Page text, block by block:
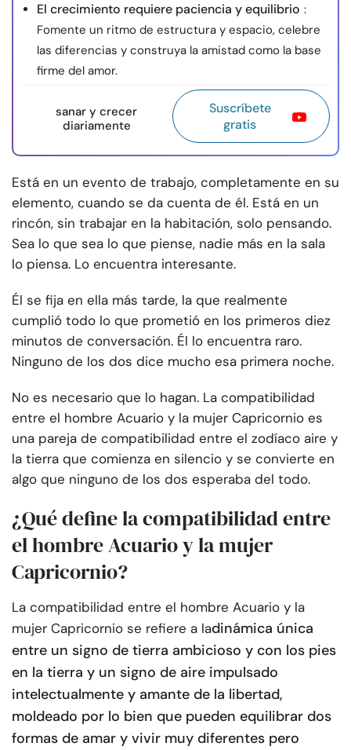
El crecimiento requiere paciencia y equilibrio :
Fomente un ritmo de estructura y espacio, celebre
las diferencias y construya la amistad como la base
firme del amor.
sanar y crecer
diariamente
Suscríbete
gratis
Está en un evento de trabajo, completamente en su
elemento, cuando se da cuenta de él. Está en un
rincón, sin trabajar en la habitación, solo pensando.
Sea lo que sea lo que piense, nadie más en la sala
lo piensa. Lo encuentra interesante.
Él se fija en ella más tarde, la que realmente
cumplió todo lo que prometió en los primeros diez
minutos de conversación. Él lo encuentra raro.
Ninguno de los dos dice mucho esa primera noche.
No es necesario que lo hagan. La compatibilidad
entre el hombre Acuario y la mujer Capricornio es
una pareja de compatibilidad entre el zodíaco aire y
la tierra que comienza en silencio y se convierte en
algo que ninguno de los dos esperaba del todo.
¿Qué define la compatibilidad entre
el hombre Acuario y la mujer
Capricornio?
La compatibilidad entre el hombre Acuario y la
mujer Capricornio se refiere a ladinámica única
entre un signo de tierra ambicioso y con los pies
en la tierra y un signo de aire impulsado
intelectualmente y amante de la libertad,
moldeado por lo bien que pueden equilibrar dos
formas de amar y vivir muy diferentes pero